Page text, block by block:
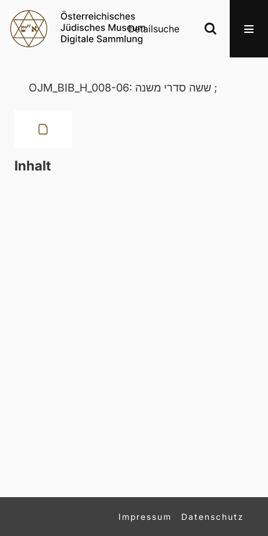
Detailsuche
OJM_BIB_H_008-06: ששה סדרי משנה ;
Inhalt
Impressum Datenschutz